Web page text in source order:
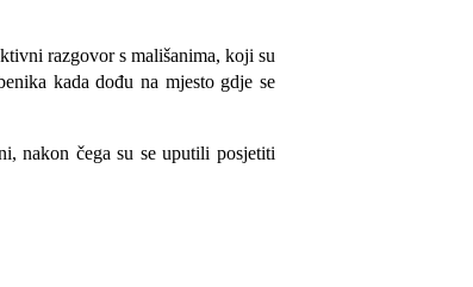
razgovor s mališanima, koji su
kada dođu na mjesto gdje se
nakon čega su se uputili posjetiti